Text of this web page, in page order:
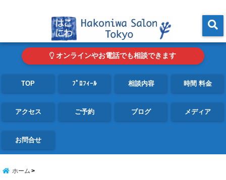
オンラインやお電話でも相談できます
TOP ﾌﾟﾛﾌｨｰﾙ 相談内容 時間 料金
アクセス ご予約 ブログ メディア
お問合せ
ホーム